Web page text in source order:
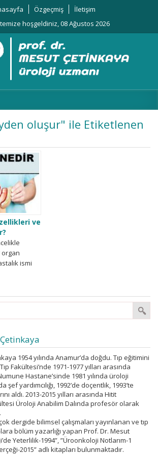
Özgeçmiş
İletişim
hoşgeldiniz, 08 Ağustos 2026
oluşur" ile Etiketlenen
ve
organ
ismi
gibi...
1954 yılında Anamur’da doğdu. Tıp eğitimini
Fakültesi’nde 1971-1977 yılları arasında
Hastane’sinde 1981 yılında üroloji
şef yardımcılığı, 1992’de doçentlik, 1993’te
aldı. 2013-2015 yılları arasında Hitit
Üroloji Anabilim Dalında profesör olarak
dergide bilimsel çalışmaları yayınlanan ve tıp
bölüm yazarlığı yapan Prof. Dr. Mesut
Yeterlilik-1994”, ”Üroonkoloji Notlarım-1
2015” adlı kitapları bulunmaktadır.